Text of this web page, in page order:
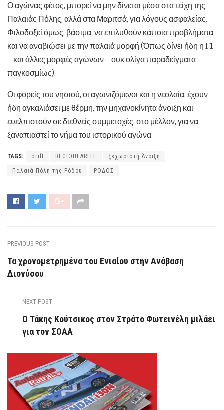
Ο αγώνας φέτος, μπορεί να μην δίνεται μέσα στα τείχη της
Παλαιάς Πόλης, αλλά στα Μαριτσά, για λόγους ασφαλείας.
Φιλοδοξεί όμως, βάσιμα, να επιλυθούν κάποια προβλήματα
και να αναβιώσει με την παλαιά μορφή (Όπως δίνει ήδη η F1
– και άλλες μορφές αγώνων – ουκ ολίγα παραδείγματα
παγκοσμίως).
Οι φορείς του νησιού, οι αγωνιζόμενοι και η νεολαία, έχουν
ήδη αγκαλιάσει με θέρμη, την μηχανοκίνητα άνοιξη και
ευελπιστούν σε διεθνείς συμμετοχές, στο μέλλον, για να
ξαναπιαστεί το νήμα του ιστορικού αγώνα.
TAGS: drift REGIOULARITE ξεχωριστή Άνοιξη
Παλαιά Πόλη της Ρόδου ΡΟΔΟΣ
PREVIOUS POST
Τα χρονομετρημένα του Ενιαίου στην Ανάβαση
Διονύσου
NEXT POST
Ο Τάκης Κούτσικος στον Στράτο Φωτεινέλη μιλάει
για τον ΣΟΑΑ